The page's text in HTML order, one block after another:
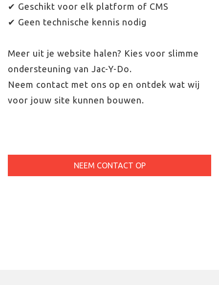
✔ Geschikt voor elk platform of CMS
✔ Geen technische kennis nodig
Meer uit je website halen? Kies voor slimme
ondersteuning van Jac-Y-Do.
Neem contact met ons op en ontdek wat wij
voor jouw site kunnen bouwen.
NEEM CONTACT OP